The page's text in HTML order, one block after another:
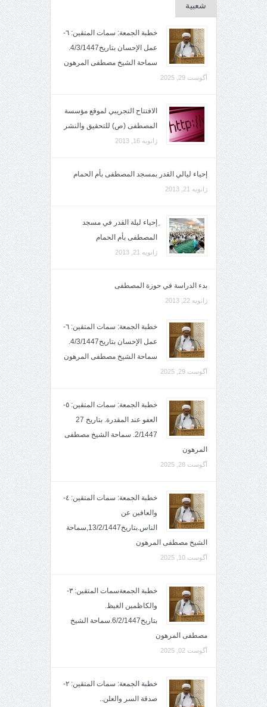
شعبية
خطبة الجمعة: سمات المتقين: ٦-
عمل الإحسان بتاريخ4/3/1447.
سماحة الشيخ مصطفى المرهون
آگوست 29, 2025
الافتتاح التجريبي لموقع مؤسسة
المصطفى (ص) للتحقيق والنشر
ژانویه 16, 2013
إحياء ليالي القدر بمسجد المصطفى بأم الحمام
ژانویه 21, 2013
ِإحياء ليلة القدر في مسجد
المصطفى بأم الحمام
ژانویه 21, 2013
بدء الدراسة في حوزة المصطفى
ژانویه 22, 2013
خطبة الجمعة: سمات المتقين: ٦-
عمل الإحسان بتاريخ4/3/1447.
سماحة الشيخ مصطفى المرهون
آگوست 29, 2025
خطبة الجمعة: سمات المتقين: ٥-
العفو عند المقدرة. بتاريخ 27
2/1447. سماحة الشيخ مصطفى
المرهون
آگوست 28, 2025
خطبة الجمعة: سمات المتقين: ٤-
والعافين عن
الناس.بتاريخ13/2/1447,سماحة
الشيخ مصطفى المرهون
آگوست 10, 2025
خطبة الجمعةسمات المتقين: ٣-
والكاظمين الغيظ.
بتاريخ6/2/1447.سماحة الشيخ
مصطفى المرهون
آگوست 02, 2025
خطبة الجمعة: سمات المتقين: ٢-
صدقة السر والعلن..